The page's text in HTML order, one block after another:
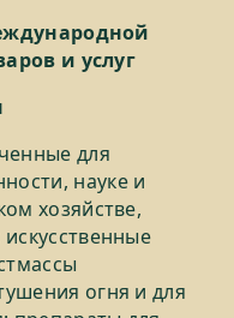
и услуг
для
науке и
хозяйстве,
огня и для